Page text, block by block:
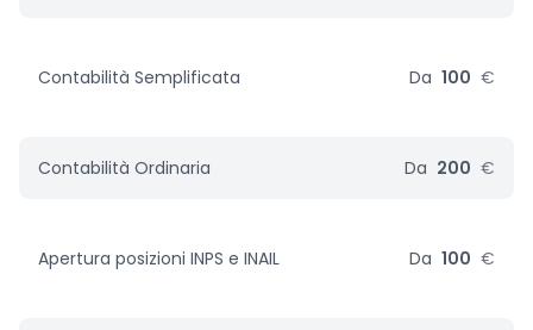
Contabilità Semplificata Da 100 €
Contabilità Ordinaria Da 200 €
Apertura posizioni INPS e INAIL Da 100 €